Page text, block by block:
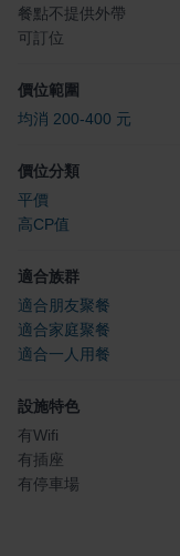
餐點不提供外帶
可訂位
價位範圍
均消 200-400 元
價位分類
平價
高CP值
適合族群
適合朋友聚餐
適合家庭聚餐
適合一人用餐
設施特色
有Wifi
有插座
有停車場